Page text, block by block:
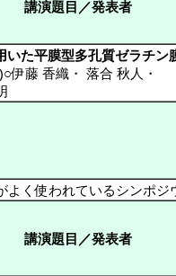
講演題目／発表者
いた平膜型多孔質ゼラチン
伊藤 香織 ・ 落合 秋人 ・
よく使われているシンポ
講演題目／発表者